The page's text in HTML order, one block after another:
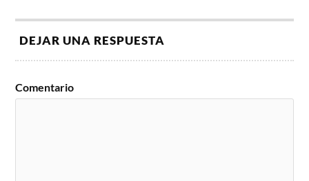
DEJAR UNA RESPUESTA
Comentario